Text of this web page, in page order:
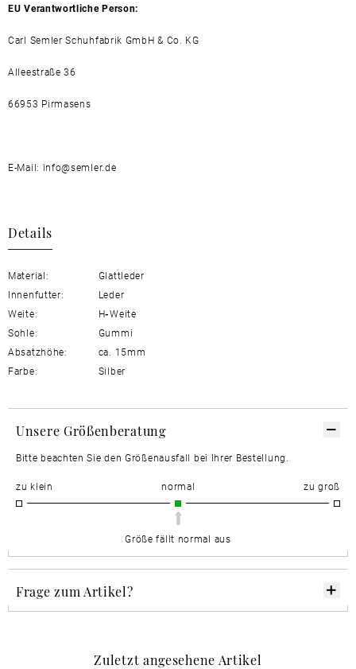
EU Verantwortliche Person:
Carl Semler Schuhfabrik GmbH & Co. KG
Alleestraße 36
66953 Pirmasens
E-Mail: info@semler.de
Details
Material:
Glattleder
Innenfutter:
Leder
Weite:
H-Weite
Sohle:
Gummi
Absatzhöhe:
ca. 15mm
Farbe:
Silber
Unsere Größenberatung
Bitte beachten Sie den Größenausfall bei Ihrer Bestellung.
zu klein normal zu groß
Größe fällt normal aus
Frage zum Artikel?
Zuletzt angesehene Artikel